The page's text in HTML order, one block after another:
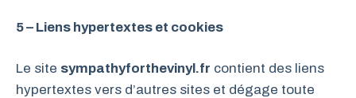
5 – Liens hypertextes et cookies
Le site sympathyforthevinyl.fr contient des liens
hypertextes vers d’autres sites et dégage toute